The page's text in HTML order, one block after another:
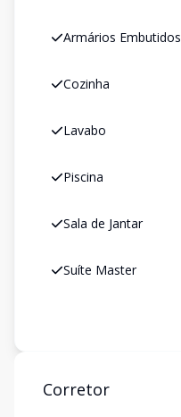
Armários Embutidos
Cozinha
Lavabo
Piscina
Sala de Jantar
Suíte Master
Corretor